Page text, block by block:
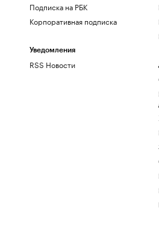
Подписка на РБК
Корпоративная подписка
Уведомления
RSS Новости